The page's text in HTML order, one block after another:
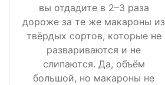
вы отдадите в 2–3 раза
дороже за те же макароны из
твёрдых сортов, которые не
развариваются и не
слипаются. Да, объём
большой, но макароны не